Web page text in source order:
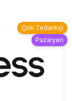
Çinli Tedarikçi
Pazaryeri